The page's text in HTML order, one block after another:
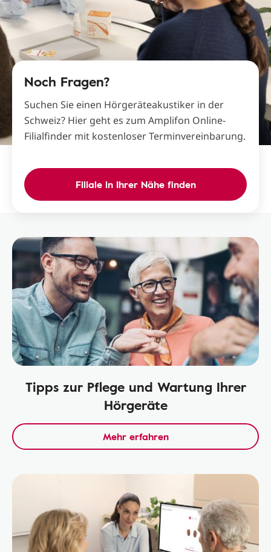
Noch Fragen?
Suchen Sie einen Hörgeräteakustiker in der
Schweiz? Hier geht es zum Amplifon Online-
Filialfinder mit kostenloser Terminvereinbarung.
Filiale in Ihrer Nähe finden
Tipps zur Pflege und Wartung Ihrer
Hörgeräte
Mehr erfahren